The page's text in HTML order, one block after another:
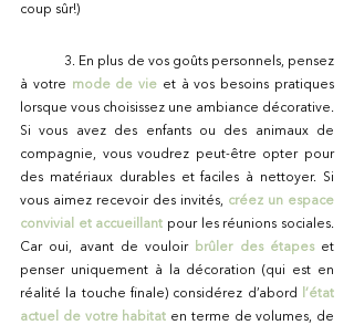
coup sûr!)
à votre mode de vie et à vos besoins pratiques
lorsque vous choisissez une ambiance décorative.
Si vous avez des enfants ou des animaux de
compagnie, vous voudrez peut-être opter pour
des matériaux durables et faciles à nettoyer. Si
vous aimez recevoir des invités, créez un espace
convivial et accueillant pour les réunions sociales.
Car oui, avant de vouloir brûler des étapes et
penser uniquement à la décoration (qui est en
réalité la touche finale) considérez d’abord l’état
actuel de votre habitat en terme de volumes, de